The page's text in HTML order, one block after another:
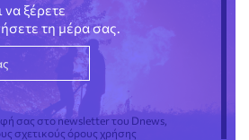
ξέρετε
τη μέρα σας.
σας στο newsletter του Dnews,
σχετικούς όρους χρήσης